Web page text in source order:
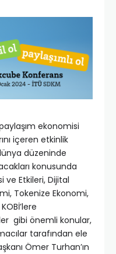
ekonomisi
içeren etkinlik
düzeninde
konusunda
ve Etkileri, Dijital
Tokenize Ekonomi,
gibi önemli konular,
tarafından ele
Ömer Turhan’ın